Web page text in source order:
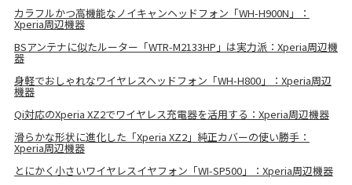
カラフルかつ高機能なノイキャンヘッドフォン「WH-H900N」：
Xperia周辺機器
BSアンテナに似たルーター「WTR-M2133HP」は実力派：Xperia周辺機
器
身軽でおしゃれなワイヤレスヘッドフォン「WH-H800」：Xperia周辺
機器
Qi対応のXperia XZ2でワイヤレス充電器を活用する：Xperia周辺機器
滑らかな形状に進化した「Xperia XZ2」純正カバーの使い勝手：
Xperia周辺機器
とにかく小さいワイヤレスイヤフォン「WI-SP500」：Xperia周辺機器